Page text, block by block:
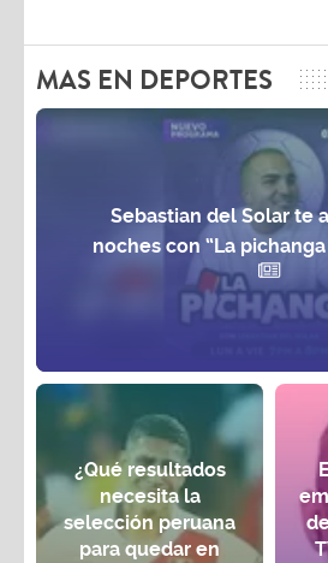
MAS EN DEPORTES
Sebastian del Solar te
noches con “La
¿Qué resultados
necesita la
selección peruana
para quedar en